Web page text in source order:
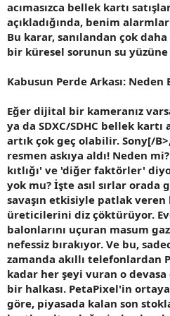
acımasızca bellek kartı
açıkladığında, benim
Bu karar, sanılandan çok
bir küresel sorunun su yüzüne
Kabusun Perde Arkası:
Eğer dijital bir kameranız
ya da SDXC/SDHC bellek kartı
artık çok geç olabilir. Sony[/
resmen askıya aldı! Neden
kıtlığı' ve 'diğer faktörler'
yok mu? İşte asıl sırlar orada
savaşın etkisiyle patlak veren
üreticilerini diz çöktürüyor.
balonlarını uçuran masum
nefessiz bırakıyor. Ve bu,
zamanda akıllı telefonlardan
kadar her şeyi vuran o devasa
bir halkası. PetaPixel'in
göre, piyasada kalan son